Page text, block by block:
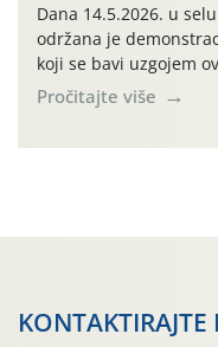
Dana 14.5.2026. u
održana je
koji se bavi uzgojem
demonstraciji striže
poljoprivrednika iz
Pročitajte više
KONTAKTIRAJTE